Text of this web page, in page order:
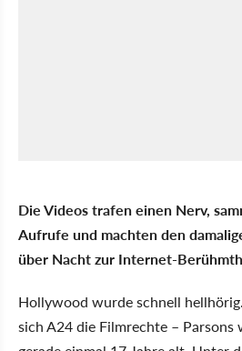
Die Videos trafen einen Nerv,
Aufrufe und machten den
über Nacht zur Internet-
Hollywood wurde schnell
sich A24 die Filmrechte –